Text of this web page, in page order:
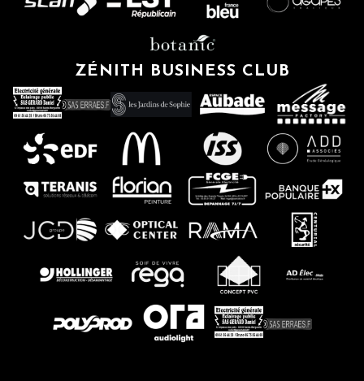
ZÉNITH BUSINESS CLUB